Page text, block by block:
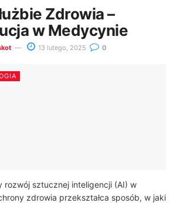
Zdrowia –
w Medycynie
13 lutego, 2025 0
rozwój sztucznej inteligencji (AI) w
zdrowia przekształca sposób, w jaki